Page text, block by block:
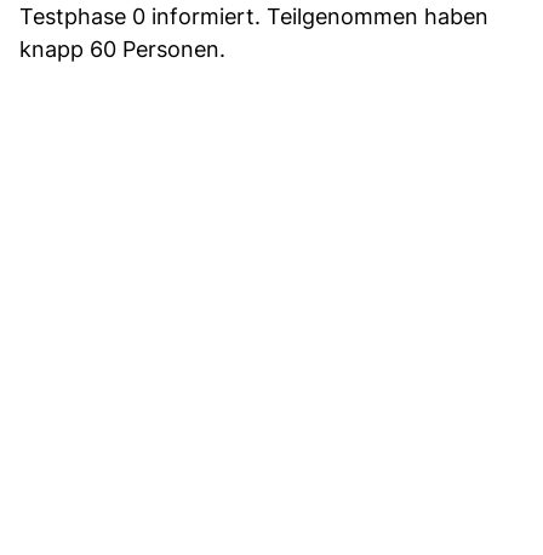
Testphase 0 informiert. Teilgenommen haben
knapp 60 Personen.